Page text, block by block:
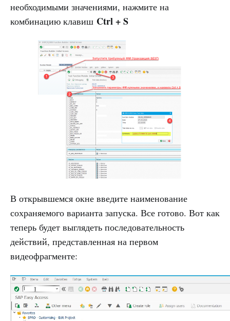
необходимыми значениями, нажмите на
комбинацию клавиш Ctrl + S
В открывшемся окне введите наименование
сохраняемого варианта запуска. Все готово. Вот как
теперь будет выглядеть последовательность
действий, представленная на первом
видеофрагменте: